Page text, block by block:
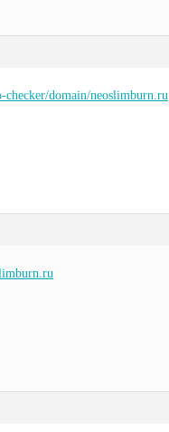
checker/domain/neoslimburn.ru